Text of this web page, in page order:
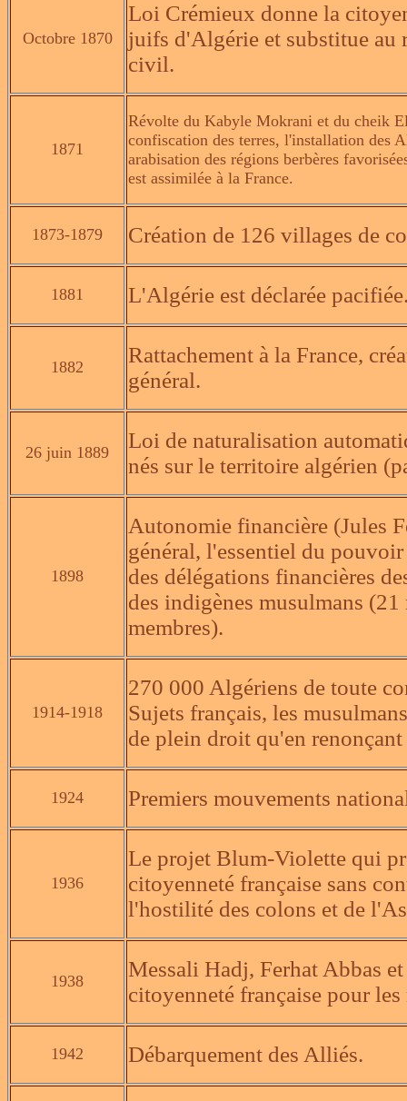
Octobre 1870
Loi Crémieux donne la
juifs d'Algérie et substitue au
civil.
1871
Révolte du Kabyle Mokrani et du cheik
confiscation des terres, l'installation des
arabisation des régions berbères
est assimilée à la France.
1873-1879 Création de 126 villages de
1881 L'Algérie est déclarée
1882
Rattachement à la France,
général.
26 juin 1889
Loi de naturalisation
nés sur le territoire algérien
1898
Autonomie financière (Jules
général, l'essentiel du
des délégations financières
des indigènes musulmans (21
membres).
1914-1918
270 000 Algériens de toute
Sujets français, les
de plein droit qu'en
1924 Premiers mouvements
1936
Le projet Blum-Violette qui
citoyenneté française sans
l'hostilité des colons et de
1938
Messali Hadj, Ferhat Abbas
citoyenneté française pour
1942 Débarquement des Alliés.